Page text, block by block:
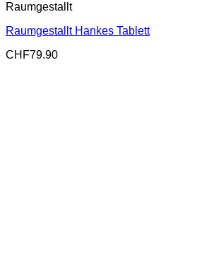
Raumgestallt
Raumgestallt Hankes Tablett
CHF79.90